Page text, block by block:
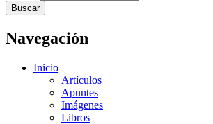
Navegación
Inicio
Artículos
Apuntes
Imágenes
Libros